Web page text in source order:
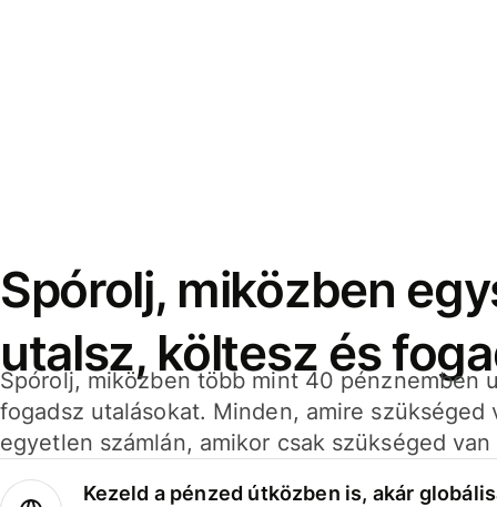
Spórolj, miközben
utalsz, költesz és
Spórolj, miközben több mint 40 pénznemben
fogadsz utalásokat. Minden, amire szükséged
egyetlen számlán, amikor csak szükséged van
Kezeld a pénzed útközben is, akár